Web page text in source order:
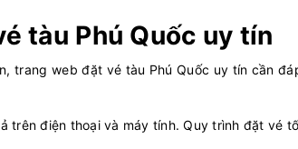
tàu Phú Quốc uy tín
trang web đặt vé tàu Phú Quốc uy tín cần
trên điện thoại và máy tính. Quy trình đặt vé